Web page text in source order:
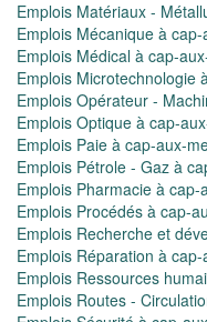
Emplois Matériaux -
Emplois Mécanique à
Emplois Médical à cap-
Emplois Microtechnologie
Emplois Opérateur -
Emplois Optique à cap-
Emplois Paie à cap-aux-
Emplois Pétrole - Gaz à
Emplois Pharmacie à cap-
Emplois Procédés à cap-
Emplois Recherche et
Emplois Réparation à
Emplois Ressources
Emplois Routes -